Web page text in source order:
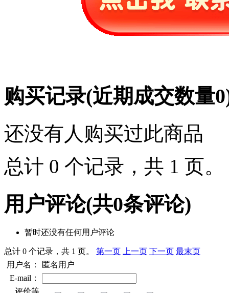
购买记录(近期成交数量0
还没有人购买过此商品
总计 0 个记录，共 1 页。
用户评论(共0条评论)
暂时还没有任何用户评论
总计 0 个记录，共 1 页。 第一页 上一页 下一页 最末页
用户名：
匿名用户
E-mail：